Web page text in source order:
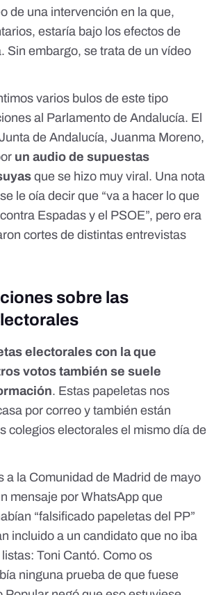
de una intervención en la que,
estaría bajo los efectos de
Sin embargo, se trata de un vídeo
varios bulos de este tipo
al Parlamento de Andalucía. El
de Andalucía, Juanma Moreno,
un audio de supuestas
que se hizo muy viral. Una nota
le oía decir que “va a hacer lo que
Espadas y el PSOE”, pero era
cortes de distintas entrevistas
sobre las
electorales con la que
votos también se suele
. Estas papeletas nos
por correo y también están
colegios electorales el mismo día de
a la Comunidad de Madrid de mayo
mensaje por WhatsApp que
“falsificado papeletas del PP”
incluido a un candidato que no iba
Toni Cantó. Como os
ninguna prueba de que fuese